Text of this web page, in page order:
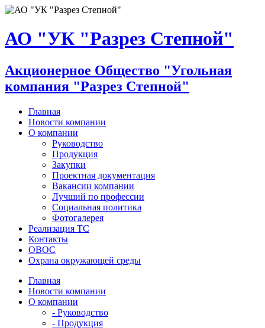
АО "УК "Разрез Степной"
Акционерное Общество "Угольная
компания "Разрез Степной"
Главная
Новости компании
О компании
Руководство
Продукция
Закупки
Проектная документация
Вакансии компании
Лучший по профессии
Социальная политика
Фотогалерея
Реализация ТС
Контакты
ОВОС
Охрана окружающей среды
Главная
Новости компании
О компании
- Руководство
- Продукция